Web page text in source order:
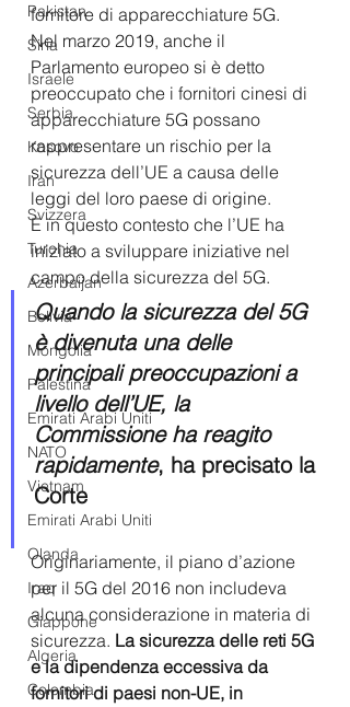
Pakistan
Siria
Israele
Serbia
Kosovo
Iran
Svizzera
Turchia
Azerbaijan
Bolivia
Mongolia
Palestina
Emirati Arabi Uniti
NATO
Vietnam
Emirati Arabi Uniti
Olanda
Iraq
Giappone
Algeria
Colombia
fornitore di apparecchiature 5G.
Nel marzo 2019, anche il
Parlamento europeo si è detto
preoccupato che i fornitori cinesi di
apparecchiature 5G possano
rappresentare un rischio per la
sicurezza dell’UE a causa delle
leggi del loro paese di origine.
È in questo contesto che l’UE ha
iniziato a sviluppare iniziative nel
campo della sicurezza del 5G.
Quando la sicurezza del 5G
è divenuta una delle
principali preoccupazioni a
livello dell’UE, la
Commissione ha reagito
rapidamente, ha precisato la
Corte
Originariamente, il piano d’azione
per il 5G del 2016 non includeva
alcuna considerazione in materia di
sicurezza. La sicurezza delle reti 5G
e la dipendenza eccessiva da
fornitori di paesi non-UE, in